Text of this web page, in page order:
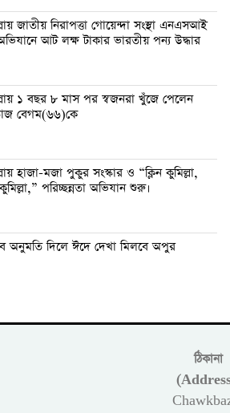
জাতীয় নিরাপত্তা গোয়েন্দা সংস্থা এনএসআই
আট লক্ষ টাকার ভারতীয় পন্য উদ্ধার
১ বছর ৮ মাস পর স্বজনরা খুঁজে পেলেন
বেগম(৬৬)কে
হাজা-মজা পুকুর সংস্কার ও “ক্লিন কুমিল্লা,
পরিচ্ছন্নতা অভিযান শুরু।
অনুমতি দিলে ঈদে দেখা মিলবে অপুর
ঠিকানা